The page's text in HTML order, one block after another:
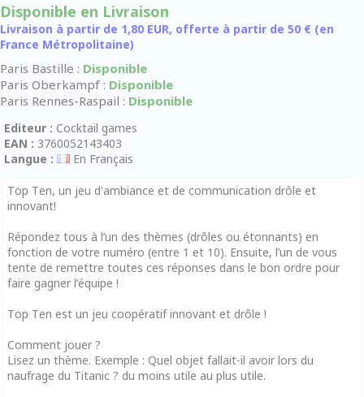
Disponible en Livraison
Livraison à partir de 1,80 EUR, offerte à partir de 50 € (en
France Métropolitaine)
Paris Bastille : Disponible
Paris Oberkampf : Disponible
Paris Rennes-Raspail : Disponible
Editeur : Cocktail games
EAN : 3760052143403
Langue :
En Français
Top Ten, un jeu d'ambiance et de communication drôle et
innovant!
Répondez tous à l’un des thèmes (drôles ou étonnants) en
fonction de votre numéro (entre 1 et 10). Ensuite, l’un de vous
tente de remettre toutes ces réponses dans le bon ordre pour
faire gagner l’équipe !
Top Ten est un jeu coopératif innovant et drôle !
Comment jouer ?
Lisez un thème. Exemple : Quel objet fallait-il avoir lors du
naufrage du Titanic ? du moins utile au plus utile.